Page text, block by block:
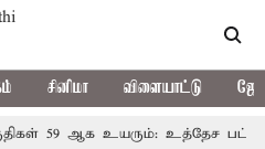
சினிமா விளையாட்டு
ஆக உயரும்: உத்தேச பட்டியல்